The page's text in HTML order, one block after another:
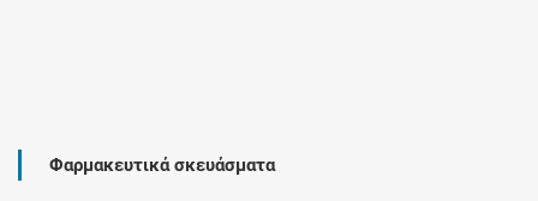
Φαρμακευτικά σκευάσματα